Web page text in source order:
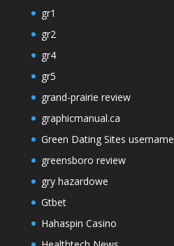
gr1
gr2
gr4
gr5
grand-prairie review
graphicmanual.ca
Green Dating Sites username
greensboro review
gry hazardowe
Gtbet
Hahaspin Casino